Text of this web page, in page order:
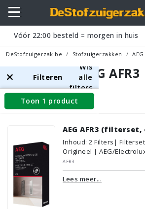
Vóór 22:00 besteld = morgen in huis
DeStofzuigerzak.be Stofzuigerzakken AEG
AEG AFR3
Filteren
Wis
alle
filters
Toon 1 product
Filters
AEG AFR3
Inhoud: 2 Filters |
Origineel | AEG/
AFR3
Lees meer...